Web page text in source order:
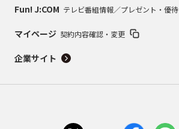
Fun! J:COM テレビ番組情報／プレゼント・優待
マイページ 契約内容確認・変更
企業サイト